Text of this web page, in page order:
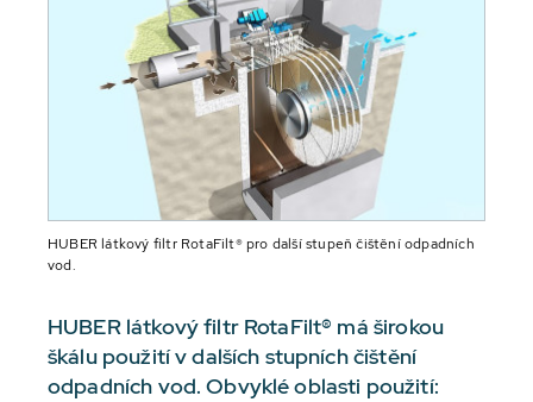
HUBER látkový filtr RotaFilt® pro další stupeň čištění odpadních
vod.
HUBER látkový filtr RotaFilt® má širokou
škálu použití v dalších stupních čištění
odpadních vod. Obvyklé oblasti použití: